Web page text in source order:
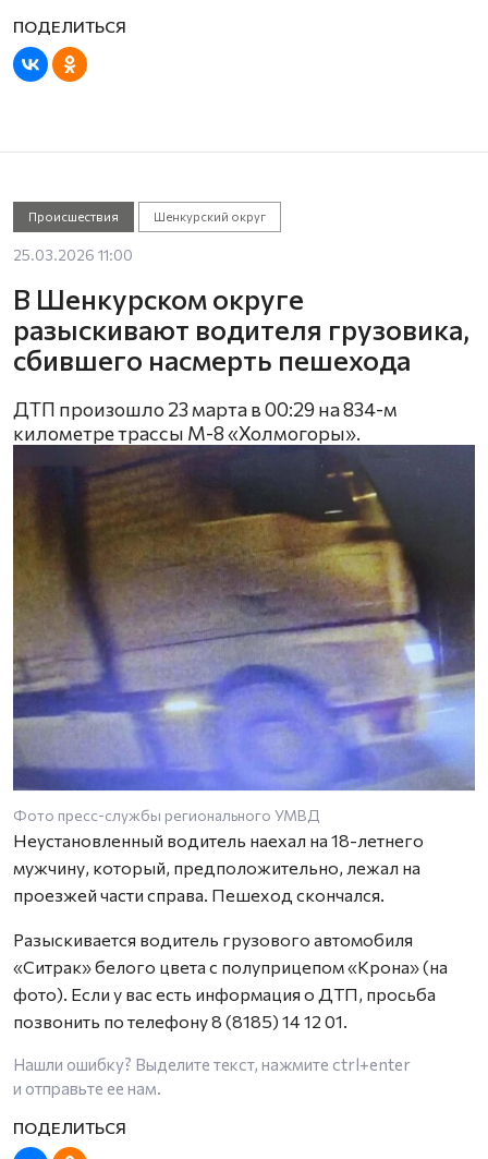
Происшествия Шенкурский округ
25.03.2026 11:00
В Шенкурском округе
разыскивают водителя грузовика,
сбившего насмерть пешехода
ДТП произошло 23 марта в 00:29 на 834-м
километре трассы М-8 «Холмогоры».
Фото пресс-службы регионального УМВД
Неустановленный водитель наехал на 18-летнего
мужчину, который, предположительно, лежал на
проезжей части справа. Пешеход скончался.
Разыскивается водитель грузового автомобиля
«Ситрак» белого цвета с полуприцепом «Крона» (на
фото). Если у вас есть информация о ДТП, просьба
позвонить по телефону 8 (8185) 14 12 01.
Нашли ошибку? Выделите текст, нажмите ctrl+enter
и отправьте ее нам.